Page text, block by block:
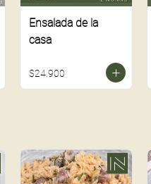
Ensalada de la
casa
$24.900